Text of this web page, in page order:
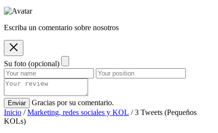
Escriba un comentario sobre nosotros
Su foto (opcional)
Enviar
Gracias por su comentario.
Inicio /Marketing, redes sociales y KOL / 3 Tweets (Pequeños
KOLs)